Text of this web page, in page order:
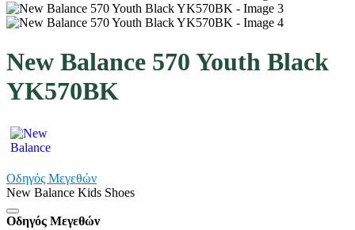
New Balance 570 Youth Black
YK570BK
Οδηγός Μεγεθών
New Balance Kids Shoes
Οδηγός Μεγεθών